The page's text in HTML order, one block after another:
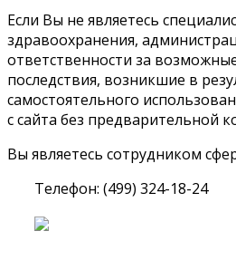
Если Вы не являетесь
здравоохранения,
ответственности за
последствия, возникшие в
самостоятельного
с сайта без предварительной
Вы являетесь сотрудником
Телефон: (499) 324-18-24